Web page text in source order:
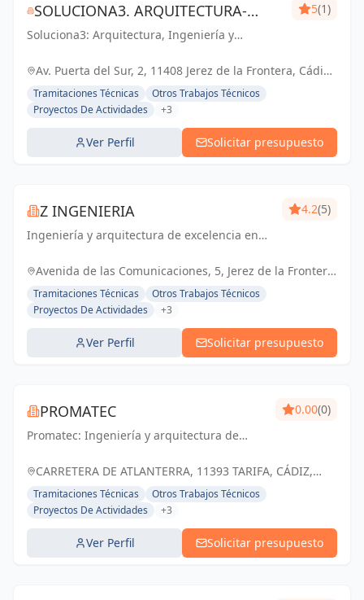
SOLUCIONA3. ARQUITECTURA-
INGENIERÍA-EFICIENCIA
ENERGÉTICA
Soluciona3: Arquitectura, Ingeniería y
para tu proyecto en Cádiz y Jerez de la
5(1)
Av. Puerta del Sur, 2, 11408 Jerez de la Frontera, Cádiz,
España, España
Tramitaciones Técnicas
Otros Trabajos Técnicos
Proyectos De Actividades
+3
Ver Perfil Solicitar presupuesto
Z INGENIERIA
Ingeniería y arquitectura de excelencia en
confiable para proyectos técnicos y licencias
4.2(5)
Avenida de las Comunicaciones, 5, Jerez de la Frontera,
España, España
Tramitaciones Técnicas
Otros Trabajos Técnicos
Proyectos De Actividades
+3
Ver Perfil Solicitar presupuesto
PROMATEC
Promatec: Ingeniería y arquitectura de
0.00(0)
CARRETERA DE ATLANTERRA, 11393 TARIFA, CÁDIZ,
ESPAÑA, España
Tramitaciones Técnicas
Otros Trabajos Técnicos
Proyectos De Actividades
+3
Ver Perfil Solicitar presupuesto